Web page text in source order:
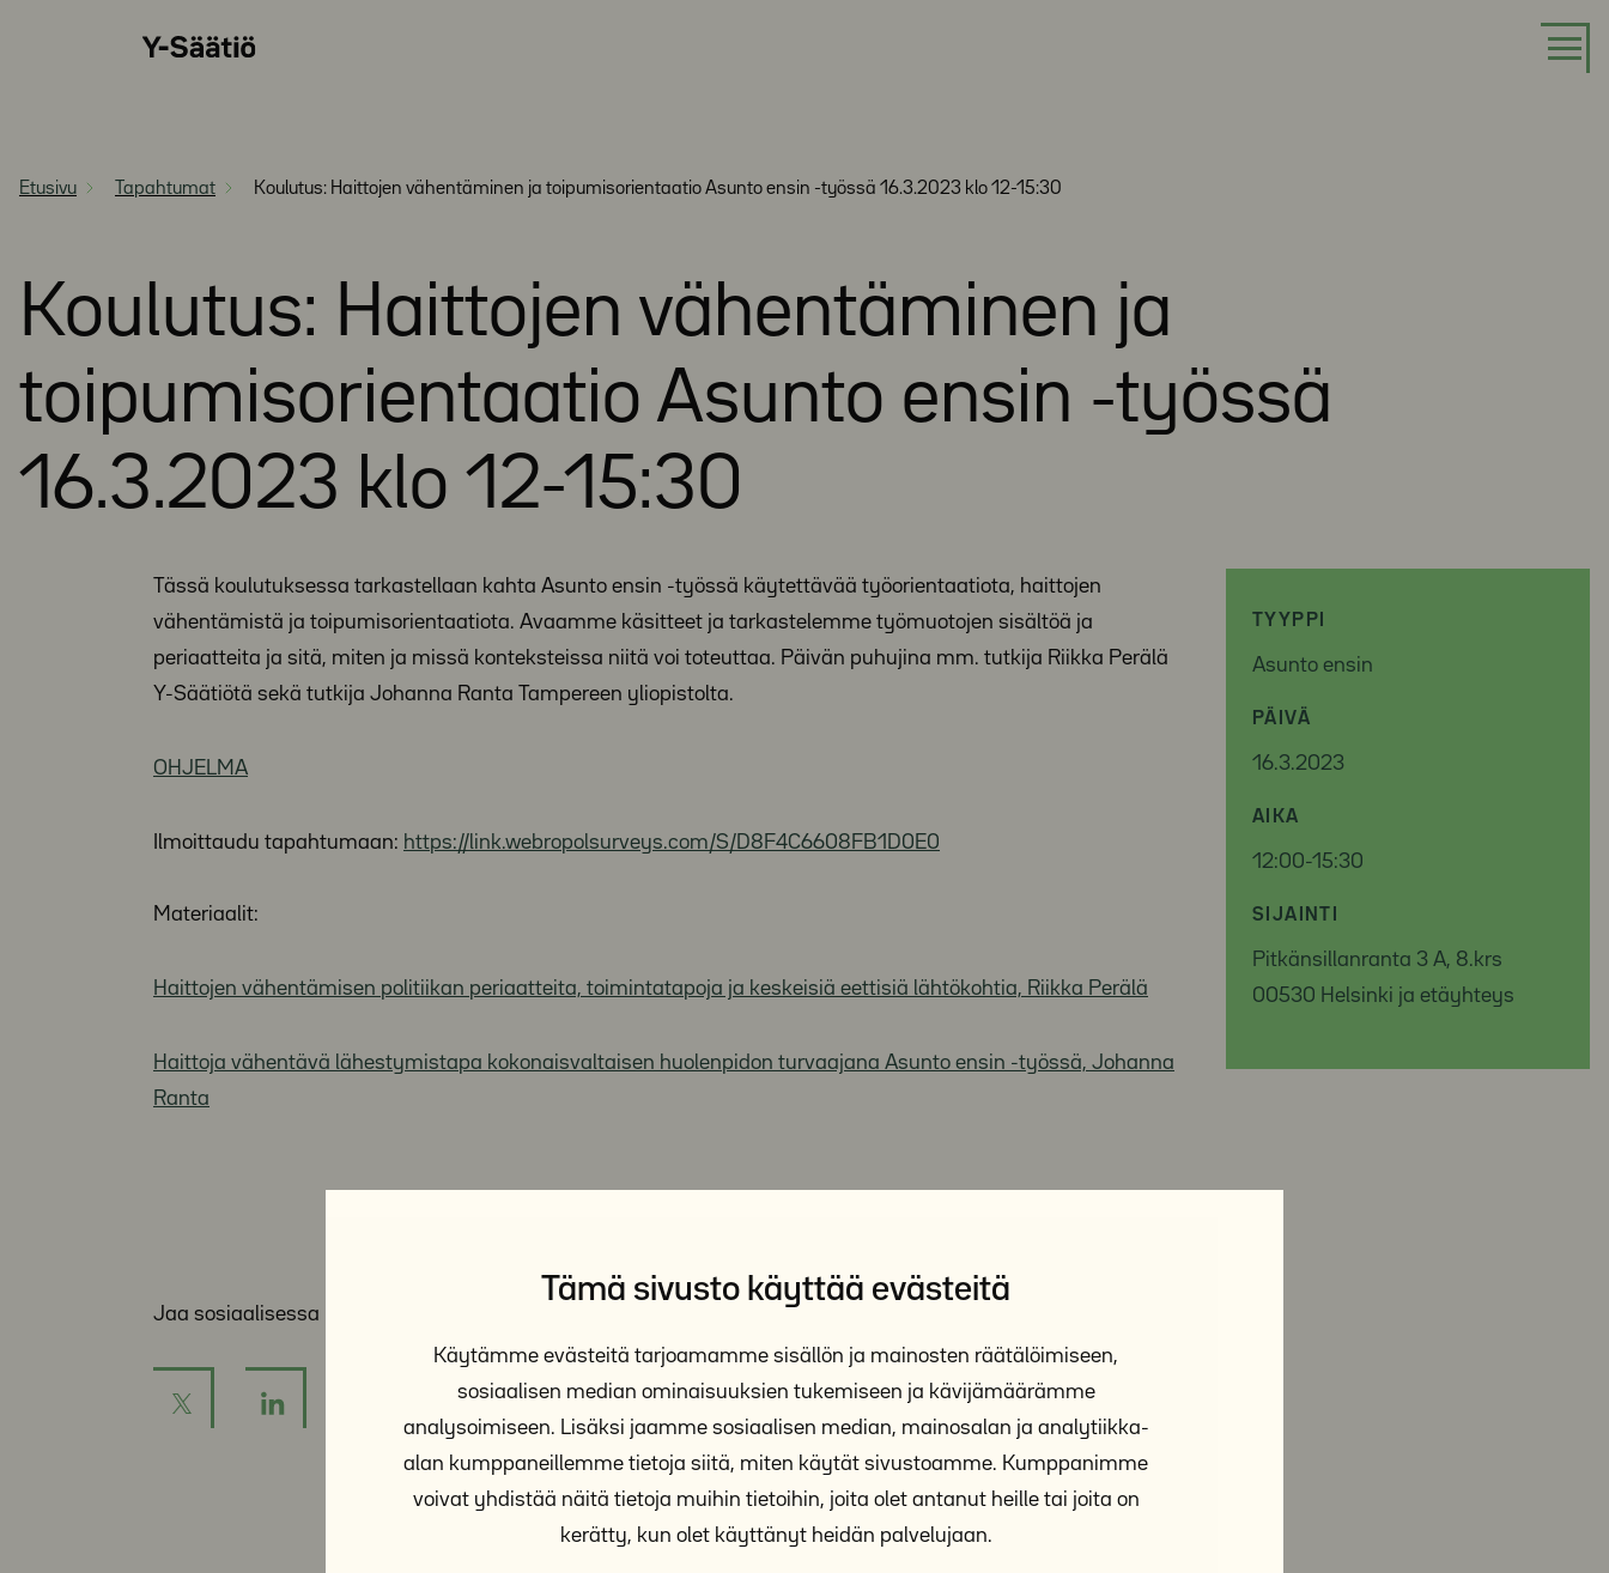
Tämä sivusto käyttää evästeitä
Käytämme evästeitä tarjoamamme sisällön ja mainosten räätälöimiseen,
sosiaalisen median ominaisuuksien tukemiseen ja kävijämäärämme
analysoimiseen. Lisäksi jaamme sosiaalisen median, mainosalan ja analytiikka-
alan kumppaneillemme tietoja siitä, miten käytät sivustoamme. Kumppanimme
voivat yhdistää näitä tietoja muihin tietoihin, joita olet antanut heille tai joita on
kerätty, kun olet käyttänyt heidän palvelujaan.
Etusivu Tapahtumat Koulutus: Haittojen vähentäminen ja toipumisorientaatio Asunto ensin -työssä 16.3.2023 klo 12-15:30
Koulutus: Haittojen vähentäminen ja
toipumisorientaatio Asunto ensin -työssä
16.3.2023 klo 12-15:30
TYYPPI
Asunto ensin
PÄIVÄ
16.3.2023
AIKA
12:00-15:30
SIJAINTI
Pitkänsillanranta 3 A, 8.krs
00530 Helsinki ja etäyhteys
Tässä koulutuksessa tarkastellaan kahta Asunto ensin -työssä käytettävää työorientaatiota, haittojen
vähentämistä ja toipumisorientaatiota. Avaamme käsitteet ja tarkastelemme työmuotojen sisältöä ja
periaatteita ja sitä, miten ja missä konteksteissa niitä voi toteuttaa. Päivän puhujina mm. tutkija Riikka Perälä
Y-Säätiötä sekä tutkija Johanna Ranta Tampereen yliopistolta.
OHJELMA
Ilmoittaudu tapahtumaan: https://link.webropolsurveys.com/S/D8F4C6608FB1D0E0
Materiaalit:
Haittojen vähentämisen politiikan periaatteita, toimintatapoja ja keskeisiä eettisiä lähtökohtia, Riikka Perälä
Haittoja vähentävä lähestymistapa kokonaisvaltaisen huolenpidon turvaajana Asunto ensin -työssä, Johanna
Ranta
Jaa sosiaalisessa mediassa: